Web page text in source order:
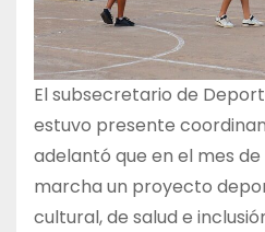
El subsecretario de
estuvo presente
adelantó que en el mes
marcha un proyecto
cultural, de salud e